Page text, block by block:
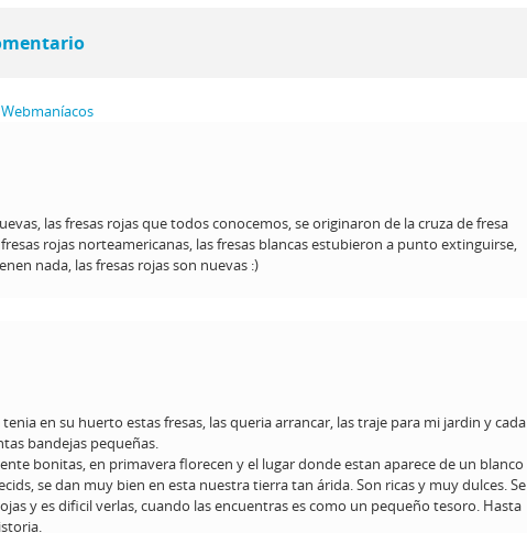
las fresas rojas que todos conocemos, se originaron de la cruza de fresa
rojas norteamericanas, las fresas blancas estubieron a punto extinguirse,
nada, las fresas rojas son nuevas :)
en su huerto estas fresas, las queria arrancar, las traje para mi jardin y cada
bandejas pequeñas.
bonitas, en primavera florecen y el lugar donde estan aparece de un blanco
se dan muy bien en esta nuestra tierra tan árida. Son ricas y muy dulces. Se
y es dificil verlas, cuando las encuentras es como un pequeño tesoro. Hasta